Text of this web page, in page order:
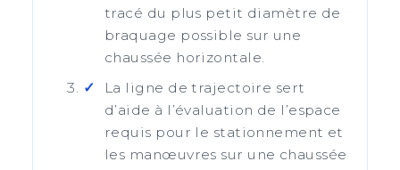
tracé du plus petit diamètre de
braquage possible sur une
chaussée horizontale.
La ligne de trajectoire sert
d’aide à l’évaluation de l’espace
requis pour le stationnement et
les manœuvres sur une chaussée